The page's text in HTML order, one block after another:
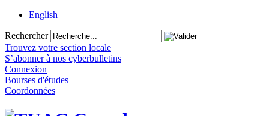
English
Rechercher
Trouvez votre section locale
S’abonner à nos cyberbulletins
Connexion
Bourses d'études
Coordonnées